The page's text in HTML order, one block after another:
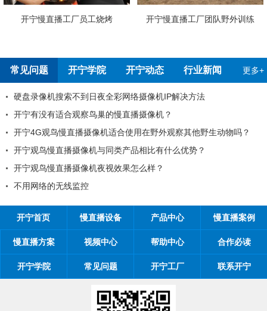
开宁慢直播工厂员工烧烤
开宁慢直播工厂团队野外训练
常见问题 开宁学院 开宁动态 行业新闻 更多+
盘录像机搜索不到日夜全彩网络摄像机IP解决方法
宁有没有适合观察鸟巢的慢直播摄像机？
宁4G观鸟慢直播摄像机适合使用在野外观察其他野生动物吗？
宁观鸟慢直播摄像机与同类产品相比有什么优势？
宁观鸟慢直播摄像机夜视效果怎么样？
用网络的无线监控
开宁首页 慢直播设备 产品中心 慢直播案例
慢直播方案 视频中心 帮助中心 合作必读
开宁学院 常见问题 开宁工厂 联系开宁